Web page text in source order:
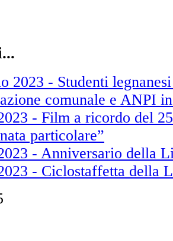
2023 - Studenti
comunale e ANPI
- Film a ricordo del
particolare”
- Anniversario della
- Ciclostaffetta della